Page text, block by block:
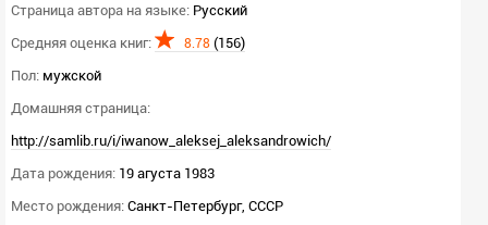
Страница автора на языке: Русский
Средняя оценка книг:
8.78 (156)
Пол: мужской
Домашняя страница:
http://samlib.ru/i/iwanow_aleksej_aleksandrowich/
Дата рождения: 19 агуста 1983
Место рождения: Санкт-Петербург, СССР